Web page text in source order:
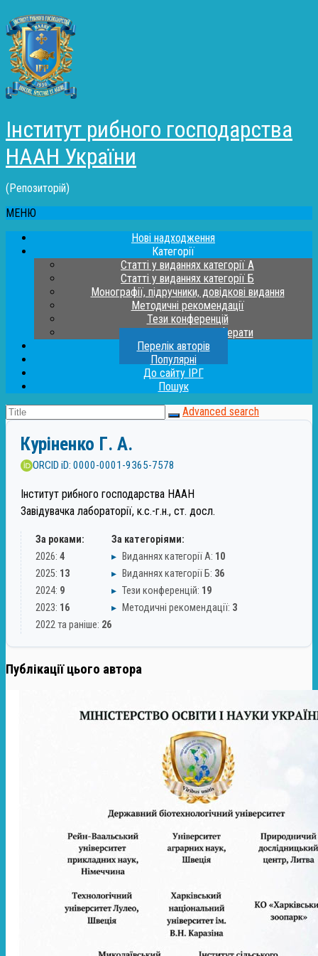
Інститут рибного господарства
НААН України
(Репозиторій)
МЕНЮ
Нові надходження
Категорії
Статті у виданнях категорії А
Статті у виданнях категорії Б
Монографії, підручники, довідкові видання
Методичні рекомендації
Тези конференцій
Дисертації та автореферати
Перелік авторів
Популярні
До сайту ІРГ
Пошук
Advanced search
Куріненко Г. А.
ORCID iD: 0000-0001-9365-7578
Інститут рибного господарства НААН
Завідувачка лабораторії, к.с.-г.н., ст. досл.
За роками:
2026: 4
2025: 13
2024: 9
2023: 16
2022 та раніше: 26
За категоріями:
▸ Виданнях категорії А: 10
▸ Виданнях категорії Б: 36
▸ Тези конференцій: 19
▸ Методичні рекомендації: 3
Публікації цього автора